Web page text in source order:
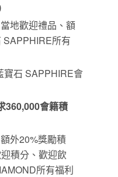
當地歡迎禮品、額
SAPPHIRE所有
寶石 SAPPHIRE會
360,000會籍積
外20%獎勵積
積分、歡迎飲
所有福利